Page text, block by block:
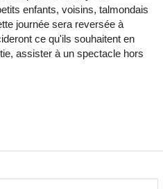
enfants, voisins, talmondais
journée sera reversée à
ce qu'ils souhaitent en
assister à un spectacle hors